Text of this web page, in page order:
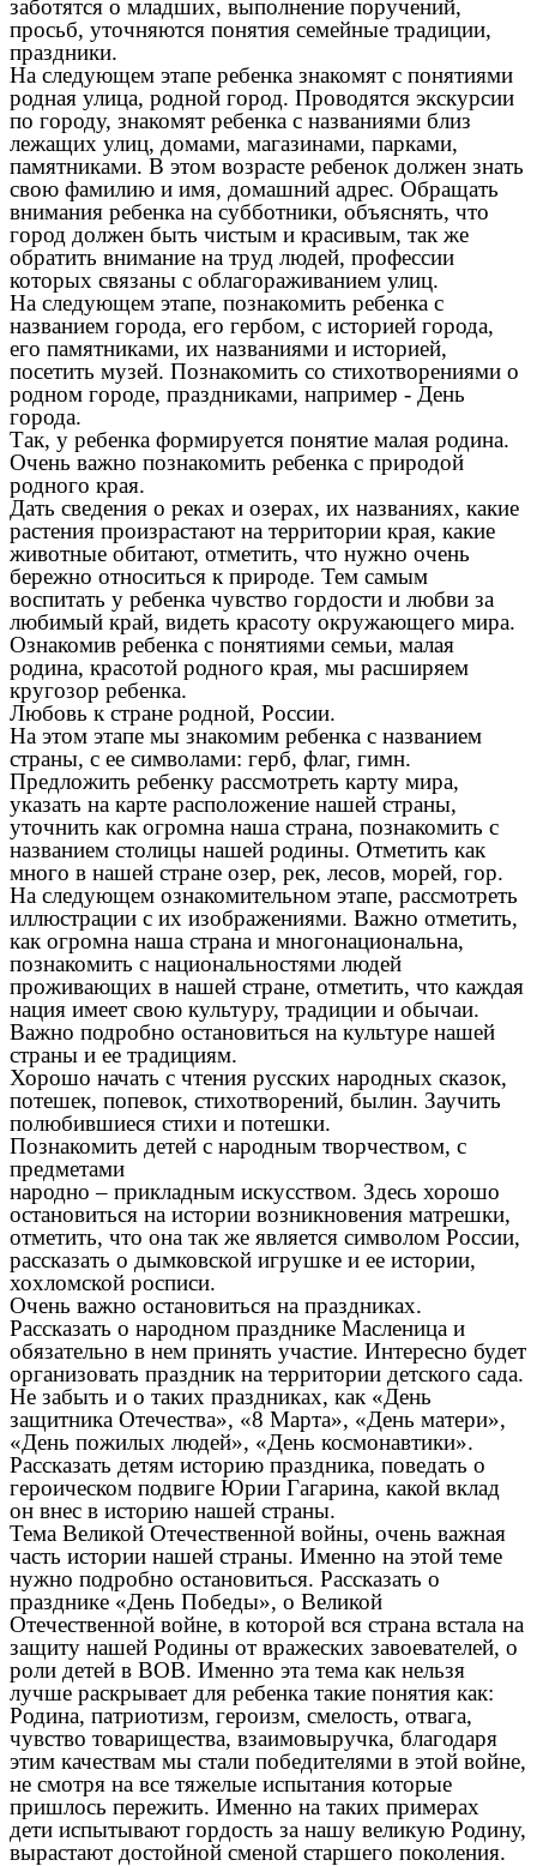
заботятся о младших, выполнение поручений,
просьб, уточняются понятия семейные традиции,
праздники.
На следующем этапе ребенка знакомят с понятиями
родная улица, родной город. Проводятся экскурсии
по городу, знакомят ребенка с названиями близ
лежащих улиц, домами, магазинами, парками,
памятниками. В этом возрасте ребенок должен знать
свою фамилию и имя, домашний адрес. Обращать
внимания ребенка на субботники, объяснять, что
город должен быть чистым и красивым, так же
обратить внимание на труд людей, профессии
которых связаны с облагораживанием улиц.
На следующем этапе, познакомить ребенка с
названием города, его гербом, с историей города,
его памятниками, их названиями и историей,
посетить музей. Познакомить со стихотворениями о
родном городе, праздниками, например - День
города.
Так, у ребенка формируется понятие малая родина.
Очень важно познакомить ребенка с природой
родного края.
Дать сведения о реках и озерах, их названиях, какие
растения произрастают на территории края, какие
животные обитают, отметить, что нужно очень
бережно относиться к природе. Тем самым
воспитать у ребенка чувство гордости и любви за
любимый край, видеть красоту окружающего мира.
Ознакомив ребенка с понятиями семьи, малая
родина, красотой родного края, мы расширяем
кругозор ребенка.
Любовь к стране родной, России.
На этом этапе мы знакомим ребенка с названием
страны, с ее символами: герб, флаг, гимн.
Предложить ребенку рассмотреть карту мира,
указать на карте расположение нашей страны,
уточнить как огромна наша страна, познакомить с
названием столицы нашей родины. Отметить как
много в нашей стране озер, рек, лесов, морей, гор.
На следующем ознакомительном этапе, рассмотреть
иллюстрации с их изображениями. Важно отметить,
как огромна наша страна и многонациональна,
познакомить с национальностями людей
проживающих в нашей стране, отметить, что каждая
нация имеет свою культуру, традиции и обычаи.
Важно подробно остановиться на культуре нашей
страны и ее традициям.
Хорошо начать с чтения русских народных сказок,
потешек, попевок, стихотворений, былин. Заучить
полюбившиеся стихи и потешки.
Познакомить детей с народным творчеством, с
предметами
народно – прикладным искусством. Здесь хорошо
остановиться на истории возникновения матрешки,
отметить, что она так же является символом России,
рассказать о дымковской игрушке и ее истории,
хохломской росписи.
Очень важно остановиться на праздниках.
Рассказать о народном празднике Масленица и
обязательно в нем принять участие. Интересно будет
организовать праздник на территории детского сада.
Не забыть и о таких праздниках, как «День
защитника Отечества», «8 Марта», «День матери»,
«День пожилых людей», «День космонавтики».
Рассказать детям историю праздника, поведать о
героическом подвиге Юрии Гагарина, какой вклад
он внес в историю нашей страны.
Тема Великой Отечественной войны, очень важная
часть истории нашей страны. Именно на этой теме
нужно подробно остановиться. Рассказать о
празднике «День Победы», о Великой
Отечественной войне, в которой вся страна встала на
защиту нашей Родины от вражеских завоевателей, о
роли детей в ВОВ. Именно эта тема как нельзя
лучше раскрывает для ребенка такие понятия как:
Родина, патриотизм, героизм, смелость, отвага,
чувство товарищества, взаимовыручка, благодаря
этим качествам мы стали победителями в этой войне,
не смотря на все тяжелые испытания которые
пришлось пережить. Именно на таких примерах
дети испытывают гордость за нашу великую Родину,
вырастают достойной сменой старшего поколения.